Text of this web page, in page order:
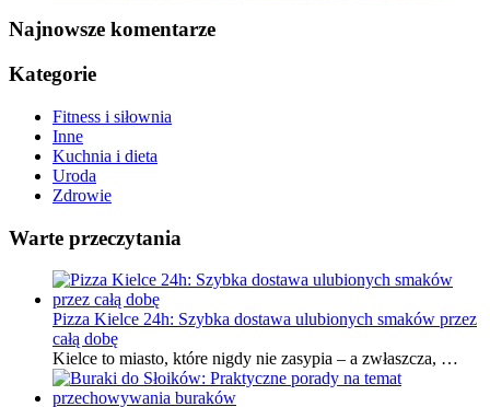
Najnowsze komentarze
Kategorie
Fitness i siłownia
Inne
Kuchnia i dieta
Uroda
Zdrowie
Warte przeczytania
Pizza Kielce 24h: Szybka dostawa ulubionych smaków przez
całą dobę
Kielce to miasto, które nigdy nie zasypia – a zwłaszcza, …